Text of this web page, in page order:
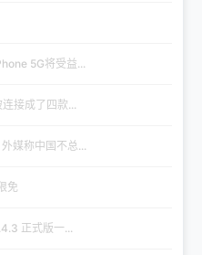
5G将受益...
接成了四款...
媒称中国不总...
免
正式版一...